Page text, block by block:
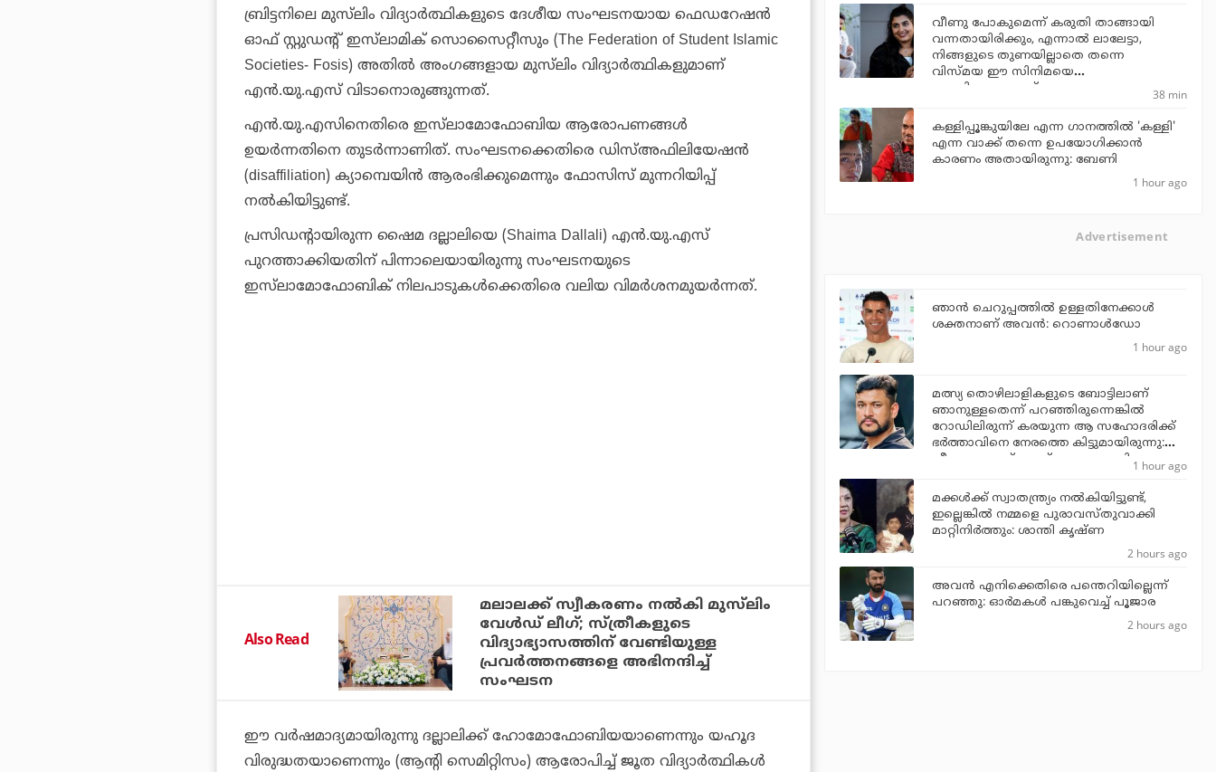
ബ്രിട്ടനിലെ മുസ്‌ലിം വിദ്യാര്‍ത്ഥികളുടെ ദേശീയ സംഘടനയായ ഫെഡറേഷന്‍
ഓഫ് സ്റ്റുഡന്റ് ഇസ്‌ലാമിക് സൊസൈറ്റീസും (The Federation of Student Islamic
Societies- Fosis) അതില്‍ അംഗങ്ങളായ മുസ്‌ലിം വിദ്യാര്‍ത്ഥികളുമാണ്
എന്‍.യു.എസ് വിടാനൊരുങ്ങുന്നത്.
എന്‍.യു.എസിനെതിരെ ഇസ്‌ലാമോഫോബിയ ആരോപണങ്ങള്‍
ഉയര്‍ന്നതിനെ തുടര്‍ന്നാണിത്. സംഘടനക്കെതിരെ ഡിസ്അഫിലിയേഷന്‍
(disaffiliation) ക്യാമ്പെയിന്‍ ആരംഭിക്കുമെന്നും ഫോസിസ് മുന്നറിയിപ്പ്
നല്‍കിയിട്ടുണ്ട്.
പ്രസിഡന്റായിരുന്ന ഷൈമ ദല്ലാലിയെ (Shaima Dallali) എന്‍.യു.എസ്
പുറത്താക്കിയതിന് പിന്നാലെയായിരുന്നു സംഘടനയുടെ
ഇസ്‌ലാമോഫോബിക് നിലപാടുകള്‍ക്കെതിരെ വലിയ വിമര്‍ശനമുയര്‍ന്നത്.
Also Read
മലാലക്ക് സ്വീകരണം നല്‍കി മുസ്‌ലിം
വേള്‍ഡ് ലീഗ്; സ്ത്രീകളുടെ
വിദ്യാഭ്യാസത്തിന് വേണ്ടിയുള്ള
പ്രവര്‍ത്തനങ്ങളെ അഭിനന്ദിച്ച്
സംഘടന
ഈ വര്‍ഷമാദ്യമായിരുന്നു ദല്ലാലിക്ക് ഹോമോഫോബിയയാണെന്നും യഹൂദ
വിരുദ്ധതയാണെന്നും (ആന്റി സെമിറ്റിസം) ആരോപിച്ച് ജൂത വിദ്യാര്‍ത്ഥികള്‍
വീണു പോകുമെന്ന് കരുതി താങ്ങായി
വന്നതായിരിക്കും, എന്നാല്‍ ലാലേട്ടാ,
നിങ്ങളുടെ തുണയില്ലാതെ തന്നെ
വിസ്മയ ഈ സിനിമയെ
തോളിലേറ്റുന്നുണ്ട്
38 min
കള്ളിപ്പൂങ്കുയിലേ എന്ന ഗാനത്തിൽ 'കള്ളി'
എന്ന വാക്ക് തന്നെ ഉപയോഗിക്കാൻ
കാരണം അതായിരുന്നു: ബേണി
1 hour ago
Advertisement
ഞാന്‍ ചെറുപ്പത്തില്‍ ഉള്ളതിനേക്കാള്‍
ശക്തനാണ് അവന്‍: റൊണാള്‍ഡോ
1 hour ago
മത്സ്യ തൊഴിലാളികളുടെ ബോട്ടിലാണ്
ഞാനുള്ളതെന്ന് പറഞ്ഞിരുന്നെങ്കില്‍
റോഡിലിരുന്ന് കരയുന്ന ആ സഹോദരിക്ക്
ഭര്‍ത്താവിനെ നേരത്തെ കിട്ടുമായിരുന്നു:
വീണ്ടും ഫേസ്ബുക്ക് പോസ്റ്റുമായി 1 hour ago
മക്കൾക്ക് സ്വാതന്ത്ര്യം നൽകിയിട്ടുണ്ട്,
ഇല്ലെങ്കിൽ നമ്മളെ പുരാവസ്തുവാക്കി
മാറ്റിനിർത്തും: ശാന്തി കൃഷ്ണ
2 hours ago
അവന്‍ എനിക്കെതിരെ പന്തെറിയില്ലെന്ന്
പറഞ്ഞു: ഓര്‍മകള്‍ പങ്കുവെച്ച് പൂജാര
2 hours ago